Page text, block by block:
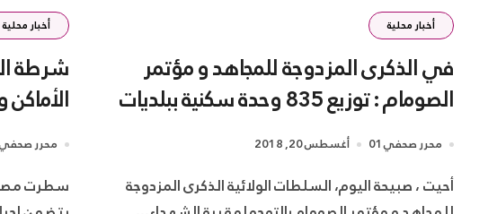
أخبار محلية
في الذكرى المزدوجة للمجاهد و مؤتمر
الصومام : توزيع 835 وحدة سكنية ببلديات
الشلف
محرر صحفي01 أغسطس 20, 2018
أحيت ، صبيحة اليوم، السلطات الولائية الذكرى المزدوجة
أخبار محلية
شرطة
الأماكن
محرر
سطرت مصالح أمن ولاية الشلف مخططا أمنيا شاملا،